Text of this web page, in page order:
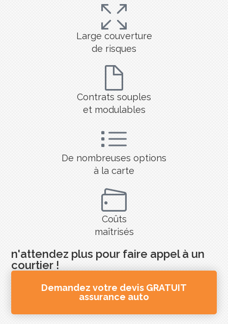
Large couverture
de risques
Contrats souples
et modulables
De nombreuses options
à la carte
Coûts
maîtrisés
n'attendez plus pour faire appel à un
courtier !
Demandez votre devis GRATUIT
assurance auto